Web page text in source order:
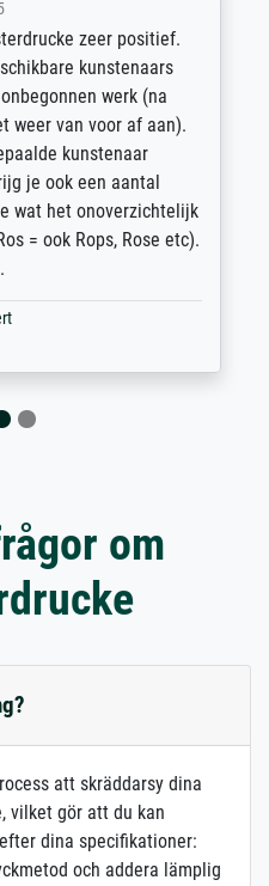
zeer positief.
kunstenaars
werk (na
van voor af aan).
kunstenaar
ook een aantal
het onoverzichtelijk
ook Rops, Rose etc).
om
att skräddarsy dina
vilket gör att du kan
dina specifikationer:
och addera lämplig